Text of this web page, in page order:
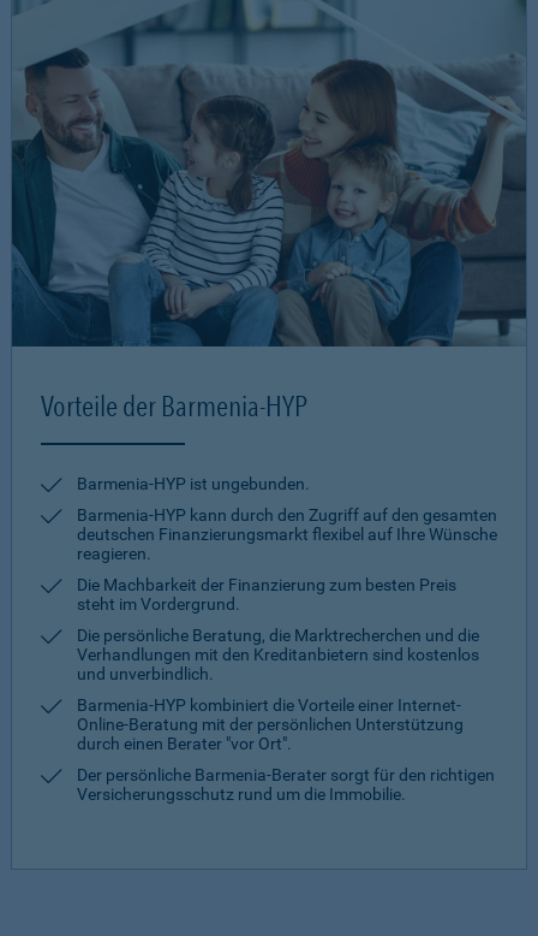
Vorteile der Barmenia-HYP
Barmenia-HYP ist ungebunden.
Barmenia-HYP kann durch den Zugriff auf den gesamten
deutschen Finanzierungsmarkt flexibel auf Ihre Wünsche
reagieren.
Die Machbarkeit der Finanzierung zum besten Preis
steht im Vordergrund.
Die persönliche Beratung, die Marktrecherchen und die
Verhandlungen mit den Kreditanbietern sind kostenlos
und unverbindlich.
Barmenia-HYP kombiniert die Vorteile einer Internet-
Online-Beratung mit der persönlichen Unterstützung
durch einen Berater "vor Ort".
Der persönliche Barmenia-Berater sorgt für den richtigen
Versicherungsschutz rund um die Immobilie.